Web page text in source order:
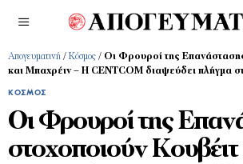
Απογευματινή / Κόσμος / Οι Φρουροί της
και Μπαχρέιν – Η CENTCOM διαψεύδει πλήγμα
ΚΌΣΜΟΣ
Οι Φρουροί της
στοχοποιούν Κουβέιτ